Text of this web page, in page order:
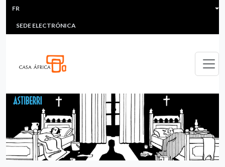
Aller au contenu principal
HEADER MENU
MULTIMEDIA
SEDE ELECTRÓNICA
FR